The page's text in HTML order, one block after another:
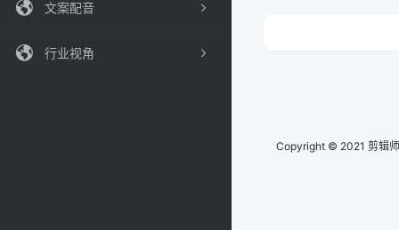
文案配音
行业视角
Copyright © 2021 剪辑